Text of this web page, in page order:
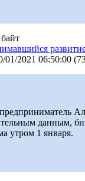
01/2021 06:50:00 (
данным,
утром 1 января.